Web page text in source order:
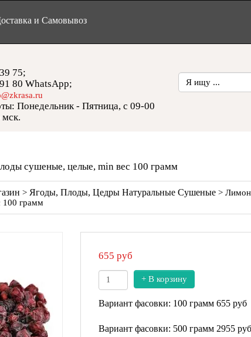
и Самовывоз
75;
80 WhatsApp;
Понедельник - Пятница, с 09-00
сушеные, целые, min вес 100 грамм
> Ягоды, Плоды, Цедры Натуральные Сушеные>
100 грамм
655 руб
+ В корзину
Вариант фасовки: 100 грамм 655 руб
Вариант фасовки: 500 грамм 2955 руб